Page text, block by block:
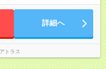
h） ※残業ほとんどありま
詳細へ
トラス